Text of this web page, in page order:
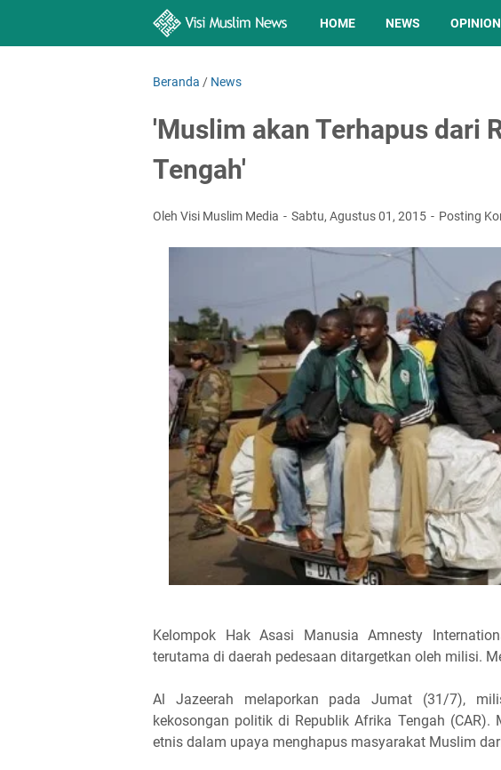
HOME NEWS OPINION
Beranda / News
'Muslim akan Terhapus dari
Tengah'
Oleh Visi Muslim Media Sabtu, Agustus 01, 2015 Posting
Kelompok Hak Asasi Manusia Amnesty
terutama di daerah pedesaan ditargetkan oleh milisi.
Al Jazeerah melaporkan pada Jumat (31/7),
kekosongan politik di Republik Afrika Tengah (CAR).
etnis dalam upaya menghapus masyarakat Muslim